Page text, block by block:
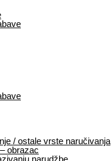
/ ostale vrste naručivanja
obrazac
narudžbe